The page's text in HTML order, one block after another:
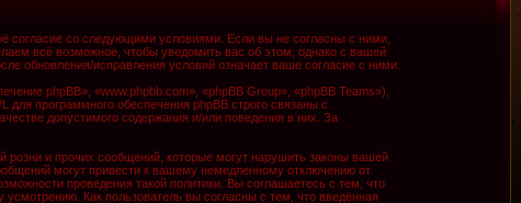
со следующими условиями. Если вы не согласны с ними,
всё возможное, чтобы уведомить вас об этом, однако с вашей
обновления/исправления условий означает ваше согласие с ними.
phpBB», «www.phpbb.com», «phpBB Group», «phpBB Teams»),
для программного обеспечения phpBB строго связаны с
допустимого содержания и/или поведения в них. За
и прочих сообщений, которые могут нарушить законы вашей
могут привести к вашему немедленному отключению от
проведения такой политики. Вы соглашаетесь с тем, что
Как пользователь вы согласны с тем, что введённая